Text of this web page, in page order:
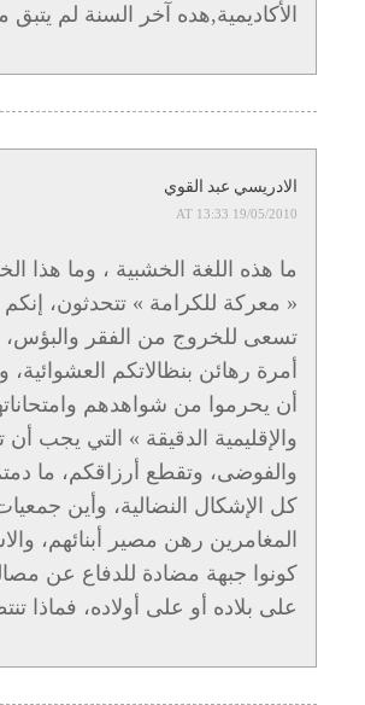
الأكاديمية,هده آخر السنة لم يتبق
الادريسي عبد القوي
19/05/2010 AT 13:33
ما هذه اللغة الخشبية ، وما هذا
« معركة للكرامة » تتحدثون،
تسعى للخروج من الفقر والبؤس،
أمرة رهائن بنظالاتكم
أن يحرموا من شواهدهم
والإقليمية الدقيقة » التي يجب
والفوضى، وتقطع أرزاقكم، ما
كل الإشكال النضالية، وأين
المغامرين رهن مصير أبنائهم،
كونوا جبهة مضادة للدفاع عن
على بلاده أو على أولاده، فماذا